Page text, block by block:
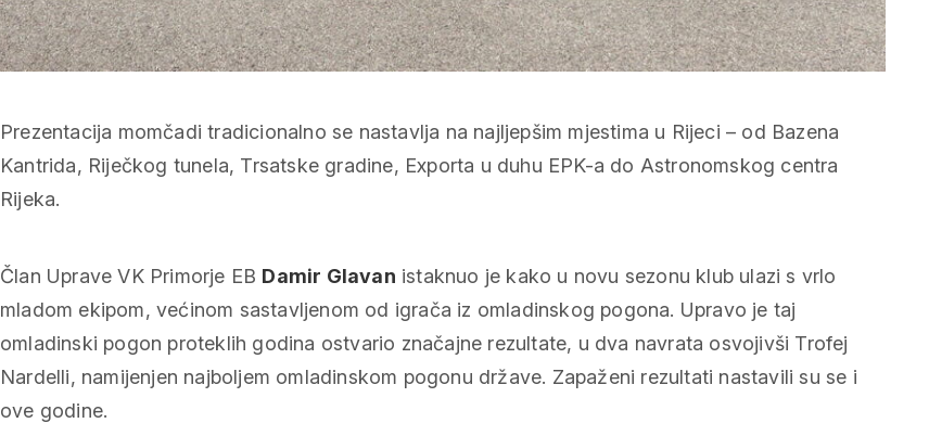
Prezentacija momčadi tradicionalno se nastavlja na najljepšim mjestima u Rijeci – od Bazena
Kantrida, Riječkog tunela, Trsatske gradine, Exporta u duhu EPK-a do Astronomskog centra
Rijeka.
Član Uprave VK Primorje EB Damir Glavan istaknuo je kako u novu sezonu klub ulazi s vrlo
mladom ekipom, većinom sastavljenom od igrača iz omladinskog pogona. Upravo je taj
omladinski pogon proteklih godina ostvario značajne rezultate, u dva navrata osvojivši Trofej
Nardelli, namijenjen najboljem omladinskom pogonu države. Zapaženi rezultati nastavili su se i
ove godine.